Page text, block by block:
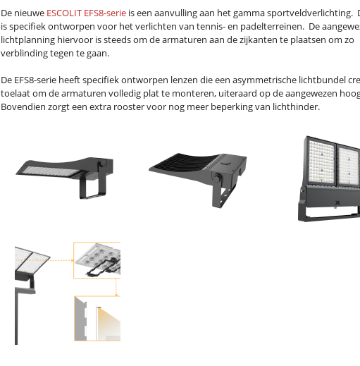
De nieuwe ESCOLIT EFS8-serie is een aanvulling aan het gamma sportveldverlichting.
is specifiek ontworpen voor het verlichten van tennis- en padelterreinen. De
lichtplanning hiervoor is steeds om de armaturen aan de zijkanten te plaatsen om zo
verblinding tegen te gaan.
De EFS8-serie heeft specifiek ontworpen lenzen die een asymmetrische lichtbundel
toelaat om de armaturen volledig plat te monteren, uiteraard op de aangewezen
Bovendien zorgt een extra rooster voor nog meer beperking van lichthinder.